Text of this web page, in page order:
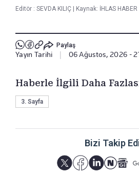
Editör : SEVDA KILIÇ Kaynak: İHLAS HABER
Paylaş
Yayın Tarihi 06 Ağustos, 2026 -
Haberle İlgili Daha
3. Sayfa
Bizi Takip